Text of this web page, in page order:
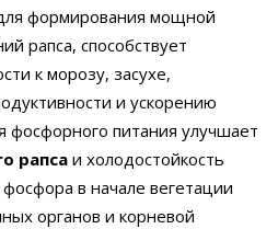
формирования мощной
рапса, способствует
к морозу, засухе,
и ускорению
фосфорного питания улучшает
рапсаи холодостойкость
в начале вегетации
органов и корневой